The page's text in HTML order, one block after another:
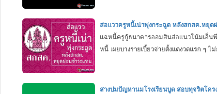
ส่อแววครูหนี้เน่าพุ่งกระฉูด หลังสกสค.หยุด
แฉหนี้ครูกู้ธนาคารออมสินส่อแนวโน้มเอ็น
หนี้ เผยบางรายเบี้ยวจ่ายตั้งแต่งวดแรก ๆ
สางปมปัญหานมโรงเรียนบูด สอบทุจริตโคร